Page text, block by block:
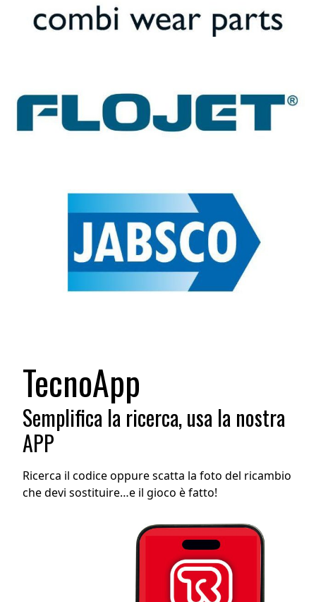
TecnoApp
Semplifica la ricerca, usa la nostra
APP
Ricerca il codice oppure scatta la foto del ricambio
che devi sostituire…e il gioco è fatto!